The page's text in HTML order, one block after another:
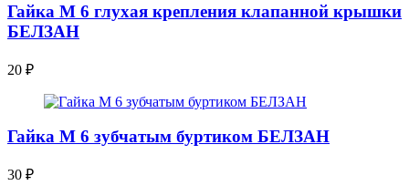
Гайка М 6 глухая крепления клапанной крышки
БЕЛЗАН
20 ₽
Гайка М 6 зубчатым буртиком БЕЛЗАН
30 ₽